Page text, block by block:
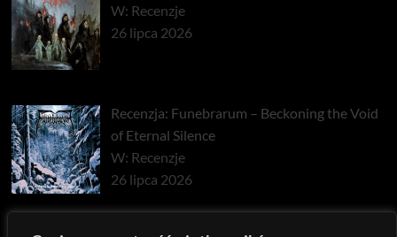
W: Recenzje
26 lipca 2026
Recenzja: Funebrarum – Beckoning the Void
of Eternal Silence
W: Recenzje
26 lipca 2026